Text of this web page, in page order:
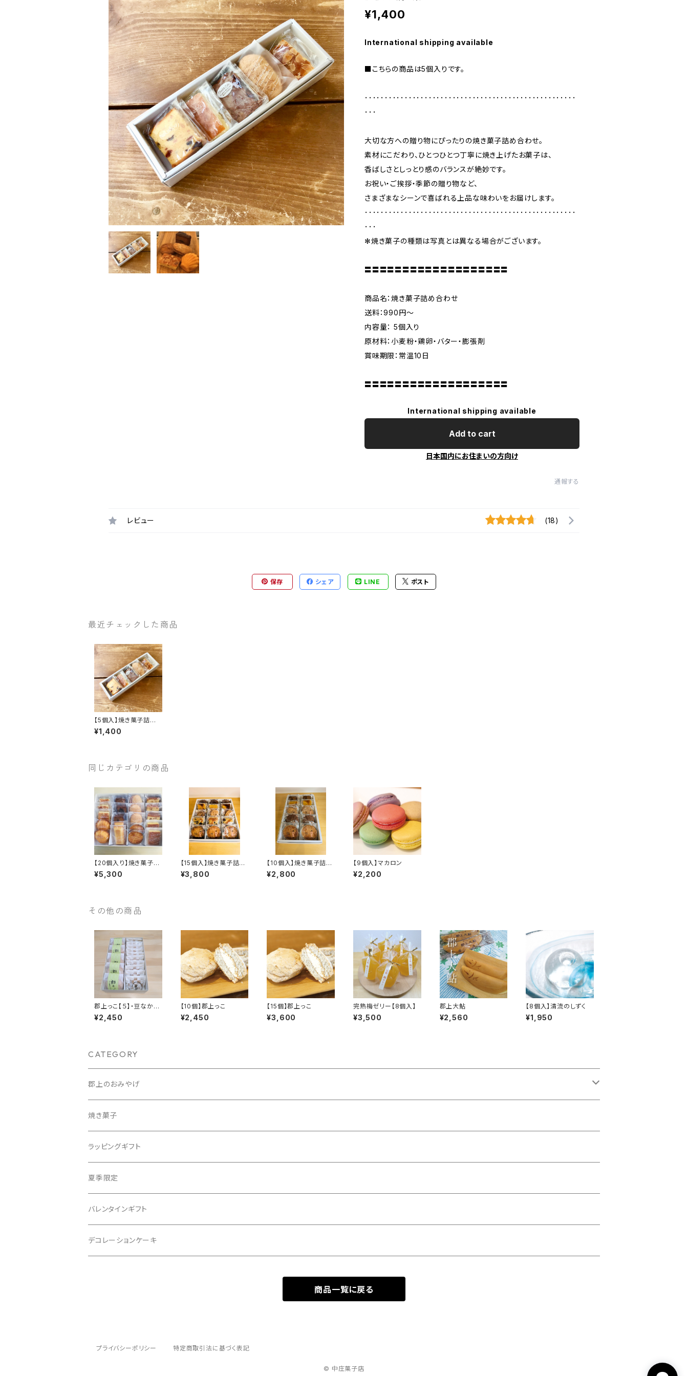
¥1,400
International shipping available
■こちらの商品は5個入りです。
･････････････････････････････････････････････････････
･･･
大切な方への贈り物にぴったりの焼き菓子詰め合わせ。
素材にこだわり、ひとつひとつ丁寧に焼き上げたお菓子は、
香ばしさとしっとり感のバランスが絶妙です。
お祝い・ご挨拶・季節の贈り物など、
さまざまなシーンで喜ばれる上品な味わいをお届けします。
･････････････････････････････････････････････････････
･･･
✻焼き菓子の種類は写真とは異なる場合がございます。
〓〓〓〓〓〓〓〓〓〓〓〓〓〓〓〓〓〓〓
商品名：焼き菓子詰め合わせ
送料：990円〜
内容量： 5個入り
原材料：小麦粉・鶏卵・バター・膨張剤
賞味期限：常温10日
〓〓〓〓〓〓〓〓〓〓〓〓〓〓〓〓〓〓〓
International shipping available
Add to cart
日本国内にお住まいの方向け
通報する
レビュー (18)
保存 シェア LINE ポスト
最近チェックした商品
【5個入】焼き菓子詰め
合わせ
¥1,400
同じカテゴリの商品
【20個入り】焼き菓子詰
め合わせ
¥5,300
【15個入】焼き菓子詰め
合わせ
¥3,800
【10個入】焼き菓子詰め
合わせ
¥2,800
【9個入】マカロン
¥2,200
その他の商品
郡上っこ【５】・豆なかな
【10】セット
¥2,450
【10個】郡上っこ
¥2,450
【15個】郡上っこ
¥3,600
完熟梅ゼリー【8個入】
¥3,500
郡上大鮎
¥2,560
【8個入】清流のしずく
¥1,950
CATEGORY
郡上のおみやげ
人気商品詰め合わせ
焼き菓子
ラッピングギフト
夏季限定
バレンタインギフト
デコレーションケーキ
商品一覧に戻る
プライバシーポリシー 特定商取引法に基づく表記
© 中庄菓子店